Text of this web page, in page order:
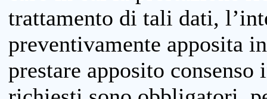
trattamento di tali dati,
preventivamente apposita
prestare apposito